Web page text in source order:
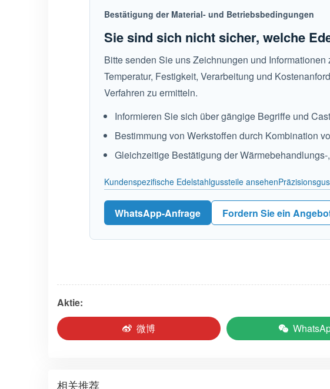
Bestätigung der Material- und Betriebsbedingungen
Sie sind sich nicht sicher, welche
Bitte senden Sie uns Zeichnungen und
Temperatur, Festigkeit, Verarbeitung und
Verfahren zu ermitteln.
Informieren Sie sich über gängige Begriffe und
Bestimmung von Werkstoffen durch Kombination
Gleichzeitige Bestätigung der
Kundenspezifische Edelstahlgussteile ansehen
WhatsApp-Anfrage Fordern Sie ein
Aktie:
微博
相关推荐